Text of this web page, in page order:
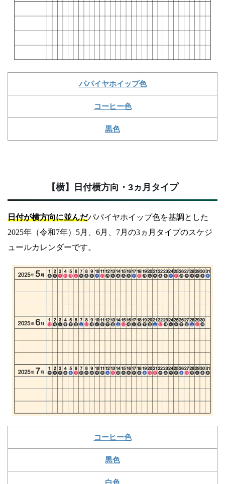
パパイヤホイップ色
コーヒー色
黒色
【横】日付横方向・3ヵ月タイプ
日付が横方向に並んだパパイヤホイップ色を基調とした
2025年（令和7年）5月、6月、7月の3ヵ月タイプのスケジ
ュールカレンダーです。
コーヒー色
黒色